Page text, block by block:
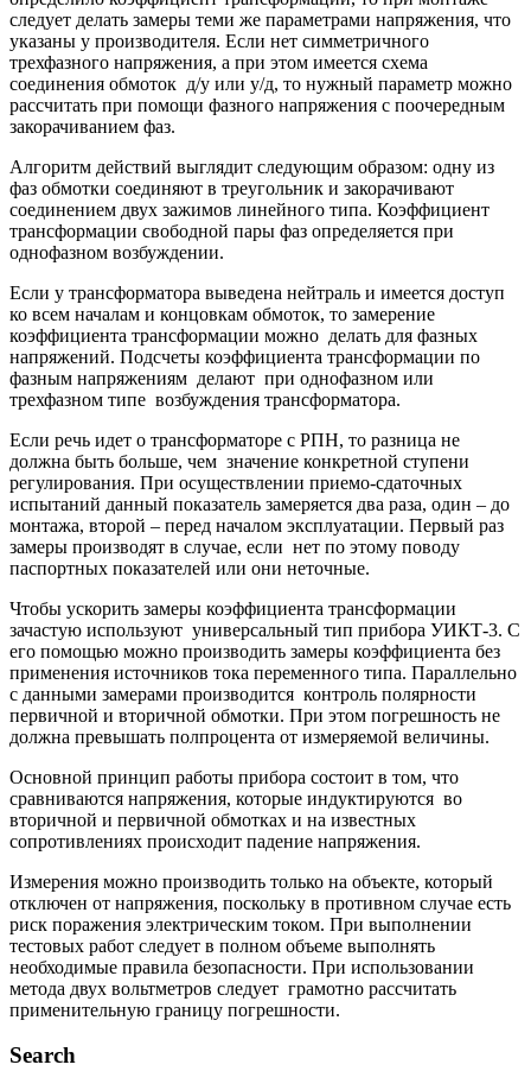
следует делать замеры теми же параметрами напряжения, что
указаны у производителя. Если нет симметричного
трехфазного напряжения, а при этом имеется схема
соединения обмоток д/у или у/д, то нужный параметр можно
рассчитать при помощи фазного напряжения с поочередным
закорачиванием фаз.
Алгоритм действий выглядит следующим образом: одну из
фаз обмотки соединяют в треугольник и закорачивают
соединением двух зажимов линейного типа. Коэффициент
трансформации свободной пары фаз определяется при
однофазном возбуждении.
Если у трансформатора выведена нейтраль и имеется доступ
ко всем началам и концовкам обмоток, то замерение
коэффициента трансформации можно делать для фазных
напряжений. Подсчеты коэффициента трансформации по
фазным напряжениям делают при однофазном или
трехфазном типе возбуждения трансформатора.
Если речь идет о трансформаторе с РПН, то разница не
должна быть больше, чем значение конкретной ступени
регулирования. При осуществлении приемо-сдаточных
испытаний данный показатель замеряется два раза, один – до
монтажа, второй – перед началом эксплуатации. Первый раз
замеры производят в случае, если нет по этому поводу
паспортных показателей или они неточные.
Чтобы ускорить замеры коэффициента трансформации
зачастую используют универсальный тип прибора УИКТ-3. С
его помощью можно производить замеры коэффициента без
применения источников тока переменного типа. Параллельно
с данными замерами производится контроль полярности
первичной и вторичной обмотки. При этом погрешность не
должна превышать полпроцента от измеряемой величины.
Основной принцип работы прибора состоит в том, что
сравниваются напряжения, которые индуктируются во
вторичной и первичной обмотках и на известных
сопротивлениях происходит падение напряжения.
Измерения можно производить только на объекте, который
отключен от напряжения, поскольку в противном случае есть
риск поражения электрическим током. При выполнении
тестовых работ следует в полном объеме выполнять
необходимые правила безопасности. При использовании
метода двух вольтметров следует грамотно рассчитать
применительную границу погрешности.
Search